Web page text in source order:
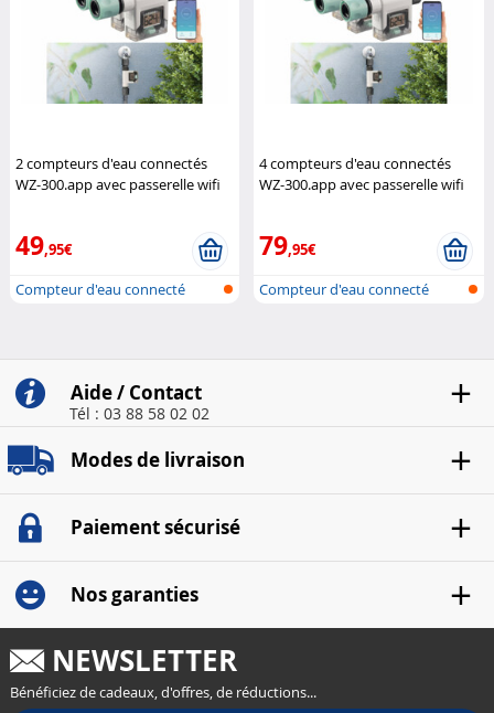
2 compteurs d'eau connectés
WZ-300.app avec passerelle wifi
49,95€
Compteur d'eau connecté
4 compteurs d'eau connectés
WZ-300.app avec passerelle wifi
79,95€
Compteur d'eau connecté
Aide / Contact
Tél : 03 88 58 02 02
Modes de livraison
Paiement sécurisé
Nos garanties
NEWSLETTER
Bénéficiez de cadeaux, d'offres, de réductions...